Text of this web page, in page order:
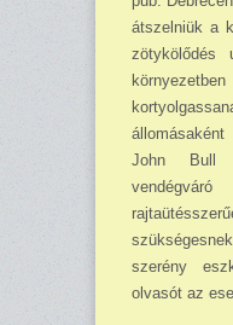
átszelniük a
zötykölődés
John Bull
szerény
olvasót az